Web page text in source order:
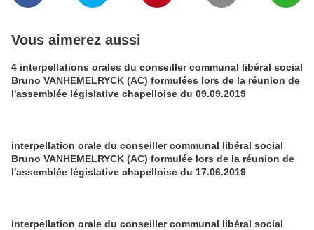
Vous aimerez aussi
4 interpellations orales du conseiller communal libéral social
Bruno VANHEMELRYCK (AC) formulées lors de la réunion de
l'assemblée législative chapelloise du 09.09.2019
interpellation orale du conseiller communal libéral social
Bruno VANHEMELRYCK (AC) formulée lors de la réunion de
l'assemblée législative chapelloise du 17.06.2019
interpellation orale du conseiller communal libéral social